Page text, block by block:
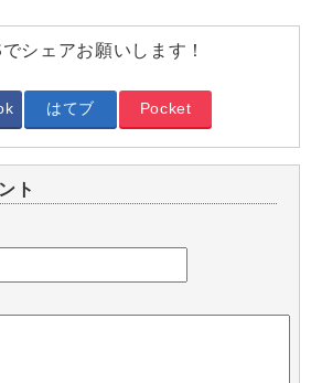
シェアお願いします！
はてブ Pocket
ト